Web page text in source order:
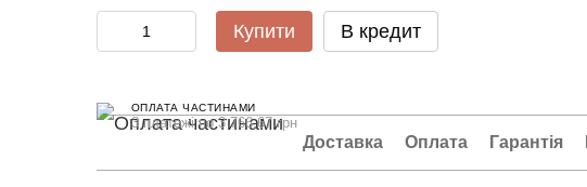
Купити В кредит
ОПЛАТА ЧАСТИНАМИ
3 платежі по 3 766.67 грн
Доставка Оплата Гарантія